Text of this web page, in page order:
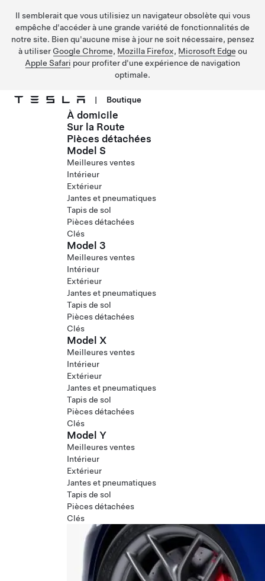
Il semblerait que vous utilisiez un navigateur obsolète qui vous
empêche d'accéder à une grande variété de fonctionnalités de
notre site. Bien qu'aucune mise à jour ne soit nécessaire, pensez
à utiliser Google Chrome, Mozilla Firefox, Microsoft Edge ou
Apple Safari pour profiter d'une expérience de navigation
optimale.
Passer au contenu principal
| Boutique
À domicile
Sur la Route
Pièces détachées
Model S
Meilleures ventes
Intérieur
Extérieur
Jantes et pneumatiques
Tapis de sol
Pièces détachées
Clés
Model 3
Meilleures ventes
Intérieur
Extérieur
Jantes et pneumatiques
Tapis de sol
Pièces détachées
Clés
Model X
Meilleures ventes
Intérieur
Extérieur
Jantes et pneumatiques
Tapis de sol
Pièces détachées
Clés
Model Y
Meilleures ventes
Intérieur
Extérieur
Jantes et pneumatiques
Tapis de sol
Pièces détachées
Clés